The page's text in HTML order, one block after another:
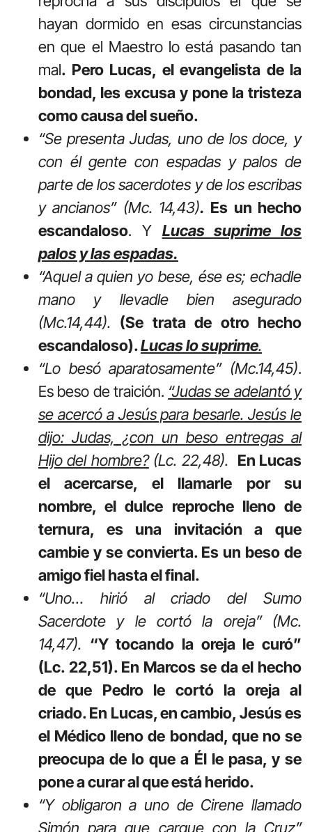
hayan dormido en esas circunstancias
en que el Maestro lo está pasando tan
mal. Pero Lucas, el evangelista de la
bondad, les excusa y pone la tristeza
como causa del sueño.
“Se presenta Judas, uno de los doce, y
con él gente con espadas y palos de
parte de los sacerdotes y de los escribas
y ancianos” (Mc. 14,43). Es un hecho
escandaloso. Y Lucas suprime los
palos y las espadas.
“Aquel a quien yo bese, ése es; echadle
mano y llevadle bien asegurado
(Mc.14,44). (Se trata de otro hecho
escandaloso).Lucas lo suprime.
“Lo besó aparatosamente” (Mc.14,45).
Es beso de traición. “Judas se adelantó y
se acercó a Jesús para besarle. Jesús le
dijo: Judas, ¿con un beso entregas al
Hijo del hombre?(Lc. 22,48). En Lucas
el acercarse, el llamarle por su
nombre, el dulce reproche lleno de
ternura, es una invitación a que
cambie y se convierta. Es un beso de
amigo fiel hasta el final.
“Uno… hirió al criado del Sumo
Sacerdote y le cortó la oreja” (Mc.
14,47). “Y tocando la oreja le curó”
(Lc. 22,51). En Marcos se da el hecho
de que Pedro le cortó la oreja al
criado. En Lucas, en cambio, Jesús es
el Médico lleno de bondad, que no se
preocupa de lo que a Él le pasa, y se
pone a curar al que está herido.
“Y obligaron a uno de Cirene llamado
Simón para que cargue con la Cruz”